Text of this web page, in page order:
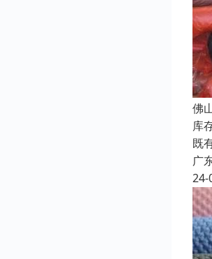
佛
库
既
广
24-